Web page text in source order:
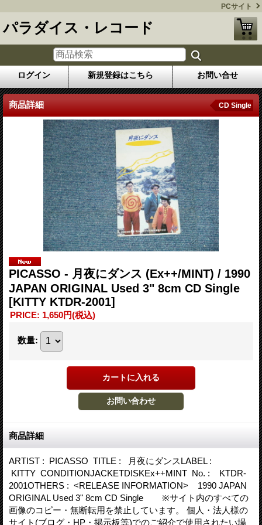
PCサイト
パラダイス・レコード
ログイン 新規登録はこちら お問い合せ
商品詳細 CD Single
PICASSO - 月夜にダンス (Ex++/MINT) / 1990
JAPAN ORIGINAL Used 3" 8cm CD Single
[KITTY KTDR-2001]
PRICE: 1,650円(税込)
数量:
商品詳細
ARTIST : PICASSO TITLE : 月夜にダンスLABEL :
KITTY CONDITIONJACKETDISKEx++MINT No. : KTDR-
2001OTHERS : <RELEASE INFORMATION> 1990 JAPAN
ORIGINAL Used 3" 8cm CD Single ※サイト内のすべての
画像のコピー・無断転用を禁止しています。 個人・法人様の
サイト(ブログ・HP・掲示板等)でのご紹介で使用されたい場